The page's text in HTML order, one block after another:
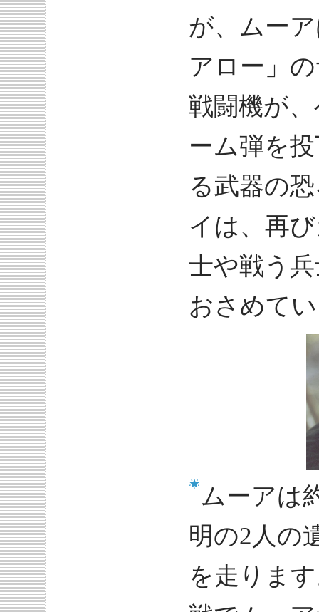
が、ムー
アロー」
戦闘機が
ーム弾を
る武器の
イは、再
士や戦う
おさめて
ムーアは
明の2人の
を走りま